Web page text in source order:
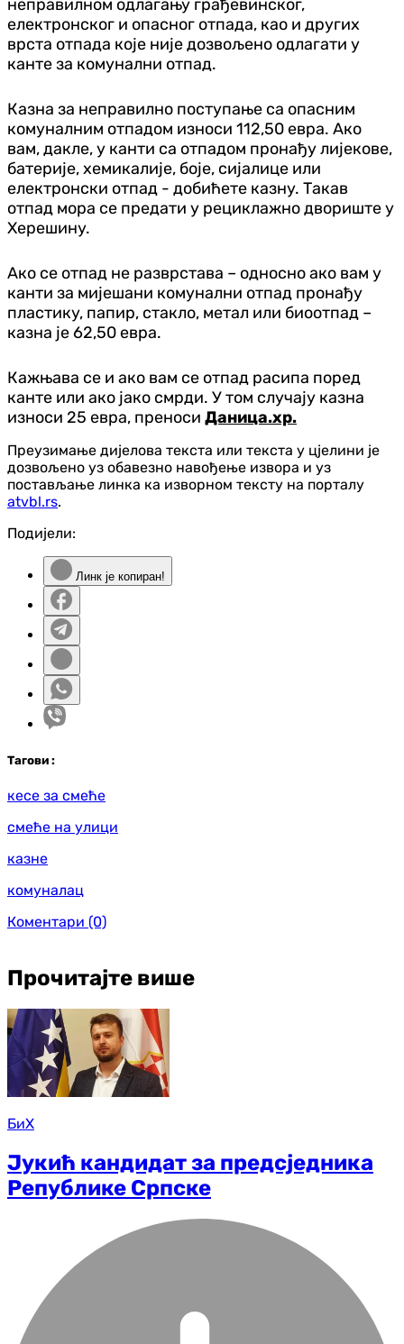
неправилном одлагању грађевинског,
електронског и опасног отпада, као и других
врста отпада које није дозвољено одлагати у
канте за комунални отпад.
Казна за неправилно поступање са опасним
комуналним отпадом износи 112,50 евра. Ако
вам, дакле, у канти са отпадом пронађу лијекове,
батерије, хемикалије, боје, сијалице или
електронски отпад - добићете казну. Такав
отпад мора се предати у рециклажно двориште у
Херешину.
Ако се отпад не разврстава – односно ако вам у
канти за мијешани комунални отпад пронађу
пластику, папир, стакло, метал или биоотпад –
казна је 62,50 евра.
Кажњава се и ако вам се отпад расипа поред
канте или ако јако смрди. У том случају казна
износи 25 евра, преноси Даница.хр.
Преузимање дијелова текста или текста у цјелини је
дозвољено уз обавезно навођење извора и уз
постављање линка ка изворном тексту на порталу
atvbl.rs.
Подијели:
Линк је копиран!
Тагови :
кесе за смеће
смеће на улици
казне
комуналац
Коментари (0)
Прочитајте више
БиХ
Јукић кандидат за предсједника
Републике Српске